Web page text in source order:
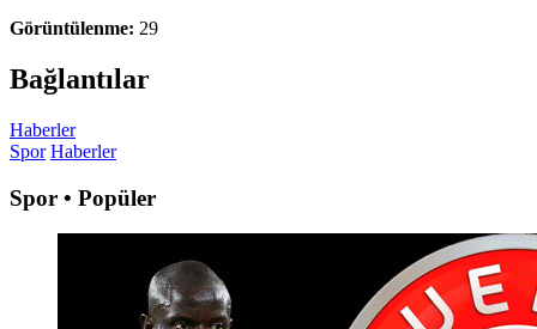
Görüntülenme: 29
Bağlantılar
Haberler
Spor Haberler
Spor • Popüler